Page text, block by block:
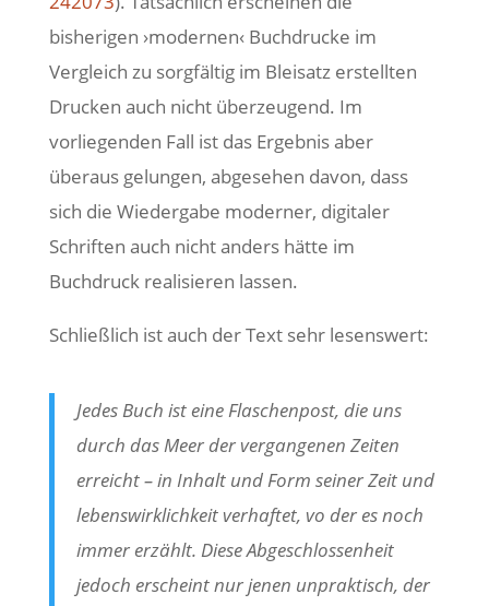
bisherigen ›modernen‹ Buchdrucke im
Vergleich zu sorgfältig im Bleisatz erstellten
Drucken auch nicht überzeugend. Im
vorliegenden Fall ist das Ergebnis aber
überaus gelungen, abgesehen davon, dass
sich die Wiedergabe moderner, digitaler
Schriften auch nicht anders hätte im
Buchdruck realisieren lassen.
Schließlich ist auch der Text sehr lesenswert:
Jedes Buch ist eine Flaschenpost, die uns
durch das Meer der vergangenen Zeiten
erreicht – in Inhalt und Form seiner Zeit und
lebenswirklichkeit verhaftet, vo der es noch
immer erzählt. Diese Abgeschlossenheit
jedoch erscheint nur jenen unpraktisch, der